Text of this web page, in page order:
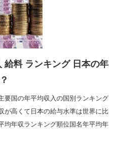
給料 ランキング 日本の年
要国の年平均収入の国別ランキング
が高くて日本の給与水準は世界に比
均年収ランキング順位国名年平均年